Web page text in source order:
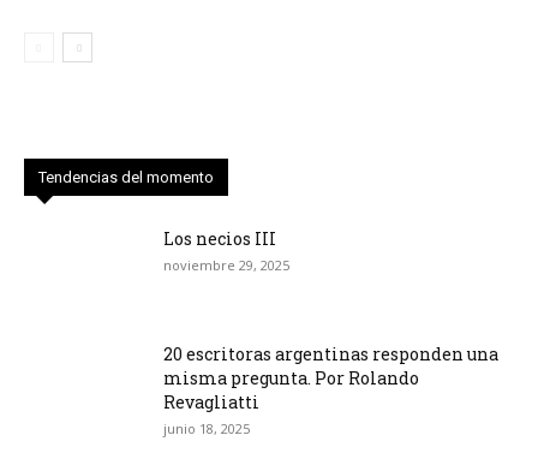
Tendencias del momento
Los necios III
noviembre 29, 2025
20 escritoras argentinas responden una
misma pregunta. Por Rolando
Revagliatti
junio 18, 2025